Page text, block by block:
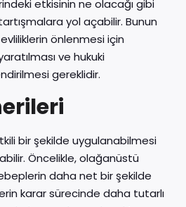
etkisinin ne olacağı gibi
yol açabilir. Bunun
önlenmesi için
ve hukuki
gereklidir.
bir şekilde uygulanabilmesi
Öncelikle, olağanüstü
daha net bir şekilde
karar sürecinde daha tutarlı